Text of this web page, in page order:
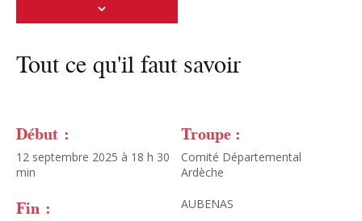
Tout ce qu'il faut savoir
Début :
12 septembre 2025 à 18 h 30
min
Fin :
Troupe :
Comité Départemental
Ardèche
AUBENAS